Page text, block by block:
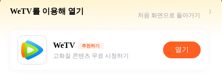
WeTV를 이용해 열기 처음 화면으로 돌아가기
WeTV 추천하기
고화질 콘텐츠 무료 시청하기
열기